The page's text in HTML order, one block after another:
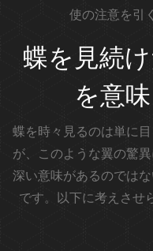
使の注意を引
蝶を見続
を意
蝶を時々見るのは単に
が、このような翼の驚
深い意味があるのでは
です。以下に考えさせ